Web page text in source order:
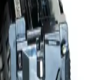
CLX-4195 gibi
sunar.
ve çevre dostu
ve Ekonomik